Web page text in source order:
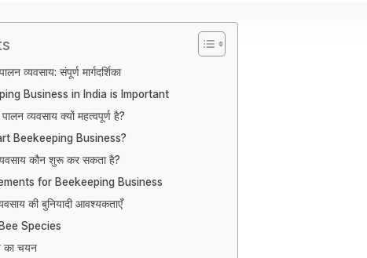
व्यवसाय: संपूर्ण मार्गदर्शिका
Business in India is Important
व्यवसाय क्यों महत्वपूर्ण है?
Beekeeping Business?
कौन शुरू कर सकता है?
for Beekeeping Business
की बुनियादी आवश्यकताएँ
Species
का चयन